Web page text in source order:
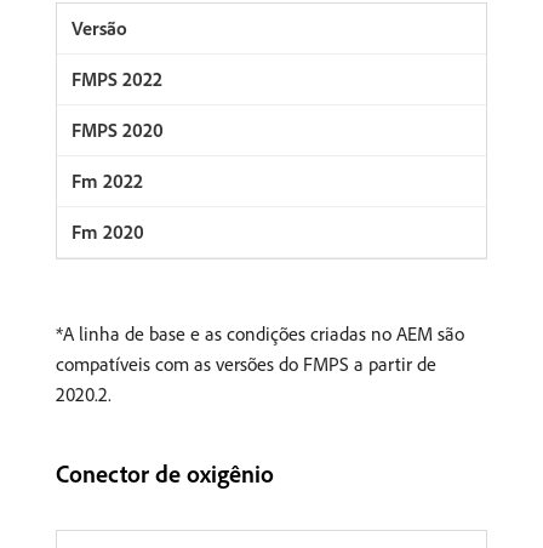
*A linha de base e as condições criadas no AEM são
compatíveis com as versões do FMPS a partir de
2020.2.
Conector de oxigênio